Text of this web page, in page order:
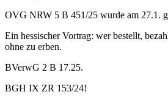
OVG NRW 5 B 451/25 wurde am 27.1.
Ein hessischer Vortrag: wer bestellt,
ohne zu erben.
BVerwG 2 B 17.25.
BGH IX ZR 153/24!